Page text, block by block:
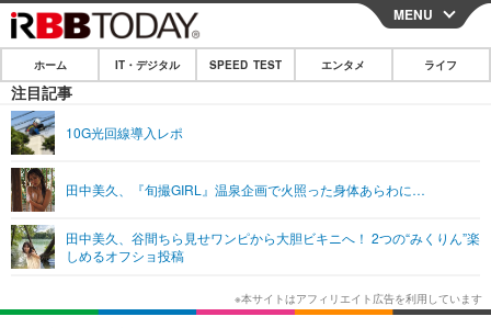
CLOSE
ホーム
IT・デジタル
ショッピング その他
SPEED TEST
エンタメ
エンタメTOP
韓国・芸能
ライフ
ライフTOP グルメ
リリース一覧
MENU
ホーム IT・デジタル SPEED TEST エンタメ ライフ
注目記事
10G光回線導入レポ
田中美久、『旬撮GIRL』温泉企画で火照った身体あらわに…
田中美久、谷間ちら見せワンピから大胆ビキニへ！ 2つの“みくりん”楽
しめるオフショ投稿